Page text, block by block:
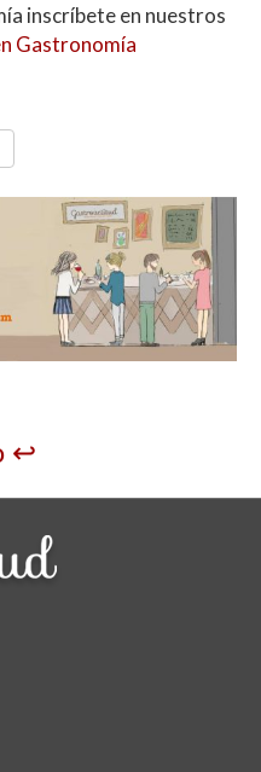
inscríbete en nuestros
Gastronomía